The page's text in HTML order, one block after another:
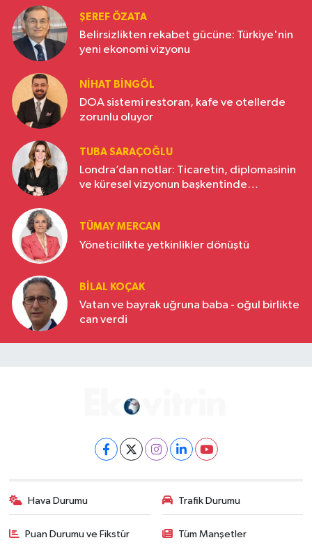
ŞEREF ÖZATA
Belirsizlikten rekabet gücüne: Türkiye'nin
yeni ekonomi vizyonu
NIHAT BINGÖL
DOA sistemi restoran, kafe ve otellerde
zorunlu oluyor
TUBA SARAÇOĞLU
Londra’dan notlar: Ticaretin, diplomasinin
ve küresel vizyonun başkentinde
TÜMAY MERCAN
Yöneticilikte yetkinlikler dönüştü
BILAL KOÇAK
Vatan ve bayrak uğruna baba - oğul birlikte
can verdi
Hava Durumu Trafik Durumu
Puan Durumu ve Fikstür Tüm Manşetler